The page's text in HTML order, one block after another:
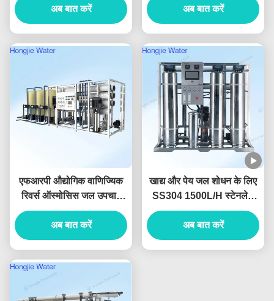
Produced For Ultrapure
Water
अब बात करें
अब बात करें
एफआरपी औद्योगिक वाणिज्यिक
रिवर्स ऑस्मोसिस जल उपचार
संयंत्र अनुकूलन योग्य
अब बात करें
खाद्य और पेय जल शोधन के लिए
SS304 1500L/H स्टेनलेस
स्टील रिवर्स ऑस्मोसिस सिस्टम
अब बात करें